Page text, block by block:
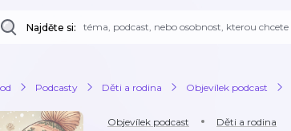
Najděte si:
Podcasty Děti a rodina Objevílek podcast
Objevílek podcast Děti a rodina